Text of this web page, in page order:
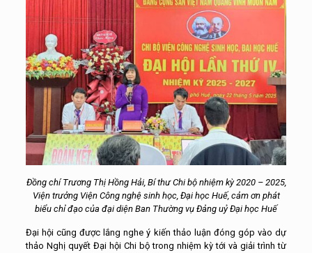
Đồng chí Trương Thị Hồng Hải, Bí thư Chi bộ nhiệm kỳ 2020 – 2025,
Viện trưởng Viện Công nghệ sinh học, Đại học Huế, cảm ơn phát
biểu chỉ đạo của đại diện Ban Thường vụ Đảng uỷ Đại học Huế
Đại hội cũng được lắng nghe ý kiến thảo luận đóng góp vào dự
thảo Nghị quyết Đại hội Chi bộ trong nhiệm kỳ tới và giải trình từ